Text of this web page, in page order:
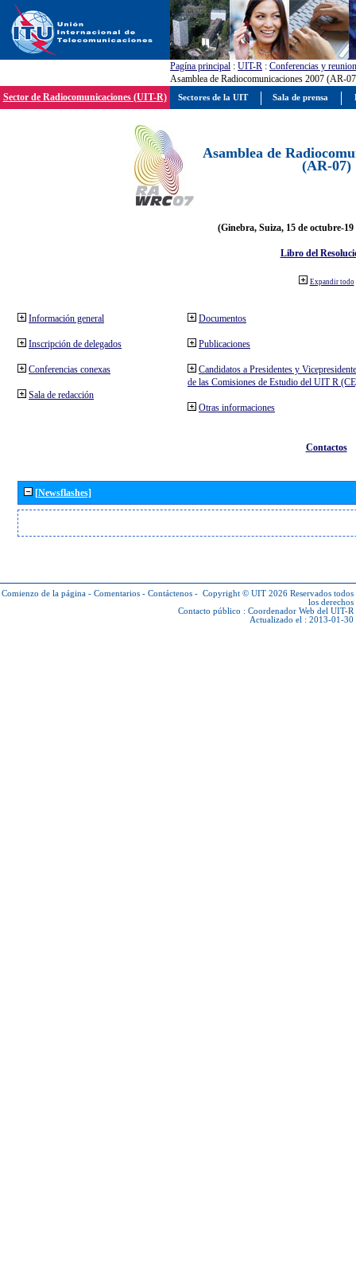
Pagína principal : UIT-R : Conferencias y
Asamblea de Radiocomunicaciones 2007 (AR-
Sector de Radiocomunicaciones (UIT-R)
Asamblea de
(AR-07)
(Ginebra, Suiza, 15 de octubre-19
Libro del
Expandir todo
Información general
Inscripción de delegados
Conferencias conexas
Sala de redacción
Documentos
Publicaciones
Candidatos a Presidentes y
de las Comisiones de Estudio del UIT R
Otras informaciones
Contactos
[Newsflashes]
Comienzo de la página - Comentarios - Contáctenos - Copyright © UIT 2026 Reservados todos
los derechos
Contacto público : Coordenador Web del UIT-R
Actualizado el : 2013-01-30
Sectores de la UIT Sala de prensa